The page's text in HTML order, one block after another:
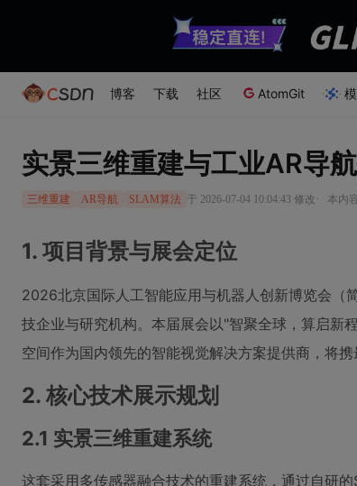
博客 下载 社区 AtomGit
实景三维重建与工业AR导
三维重建 AR导航 SLAM算法 于 2026-07-04 10:04:43 修改 · 本内
1. 项目背景与展会定位
2026北京国际人工智能应用与机器人创新博览会（
技企业与研究机构。本届展会以"智聚全球，算启新
空间作为国内领先的智能视觉解决方案提供商，将
2. 核心技术展示规划
2.1 实景三维重建系统
这套采用多传感器融合技术的重建系统，通过自研